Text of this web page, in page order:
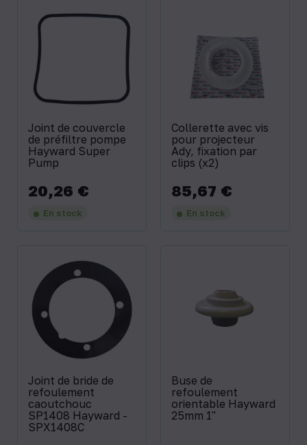
Joint de couvercle
de préfiltre pompe
Hayward Super
Pump
Prix
20,26 €
En stock
Collerette avec vis
pour projecteur
Ady, fixation par
clips (x2)
Prix
85,67 €
En stock
Joint de bride de
refoulement
caoutchouc
SP1408 Hayward -
SPX1408C
Buse de
refoulement
orientable Hayward
25mm 1''